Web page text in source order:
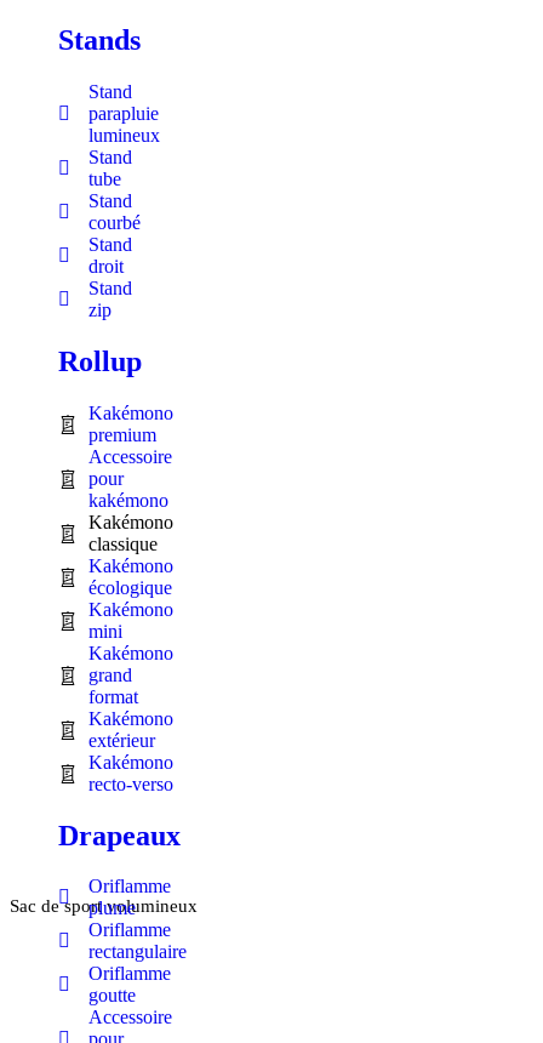
Stands
Stand
parapluie
lumineux
Stand
tube
Stand
courbé
Stand
droit
Stand
zip
Rollup
Kakémono
premium
Accessoire
pour
kakémono
Kakémono
classique
Kakémono
écologique
Kakémono
mini
Kakémono
grand
format
Kakémono
extérieur
Kakémono
recto-verso
Drapeaux
Oriflamme
plume
Oriflamme
rectangulaire
Oriflamme
goutte
Accessoire
Sac de sport volumineux